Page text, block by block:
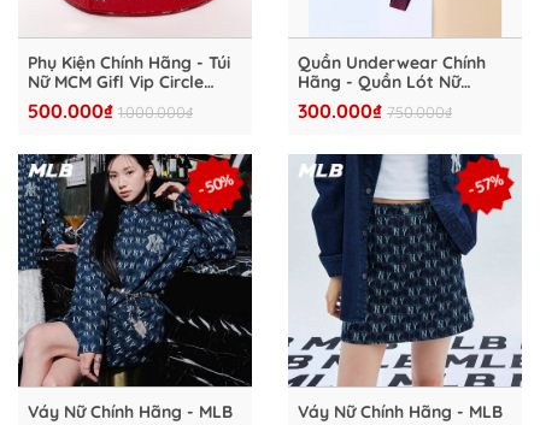
Phụ Kiện Chính Hãng - Túi
Nữ MCM Gifl Vip Circle
Bags ''Red'' - MCM006
500.000₫ 1.000.000₫
Quần Underwear Chính
Hãng - Quần Lót Nữ
Victoria's Secret Pink
Không Lộ Viền (Pack 5
300.000₫ 750.000₫
- 50%
Váy Nữ Chính Hãng - MLB
- 57%
Váy Nữ Chính Hãng - MLB